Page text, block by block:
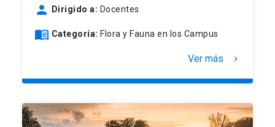
person Dirigido a: Docentes
menu_book Categoría: Flora y Fauna en los Campus
Ver más keyboard_arrow_right